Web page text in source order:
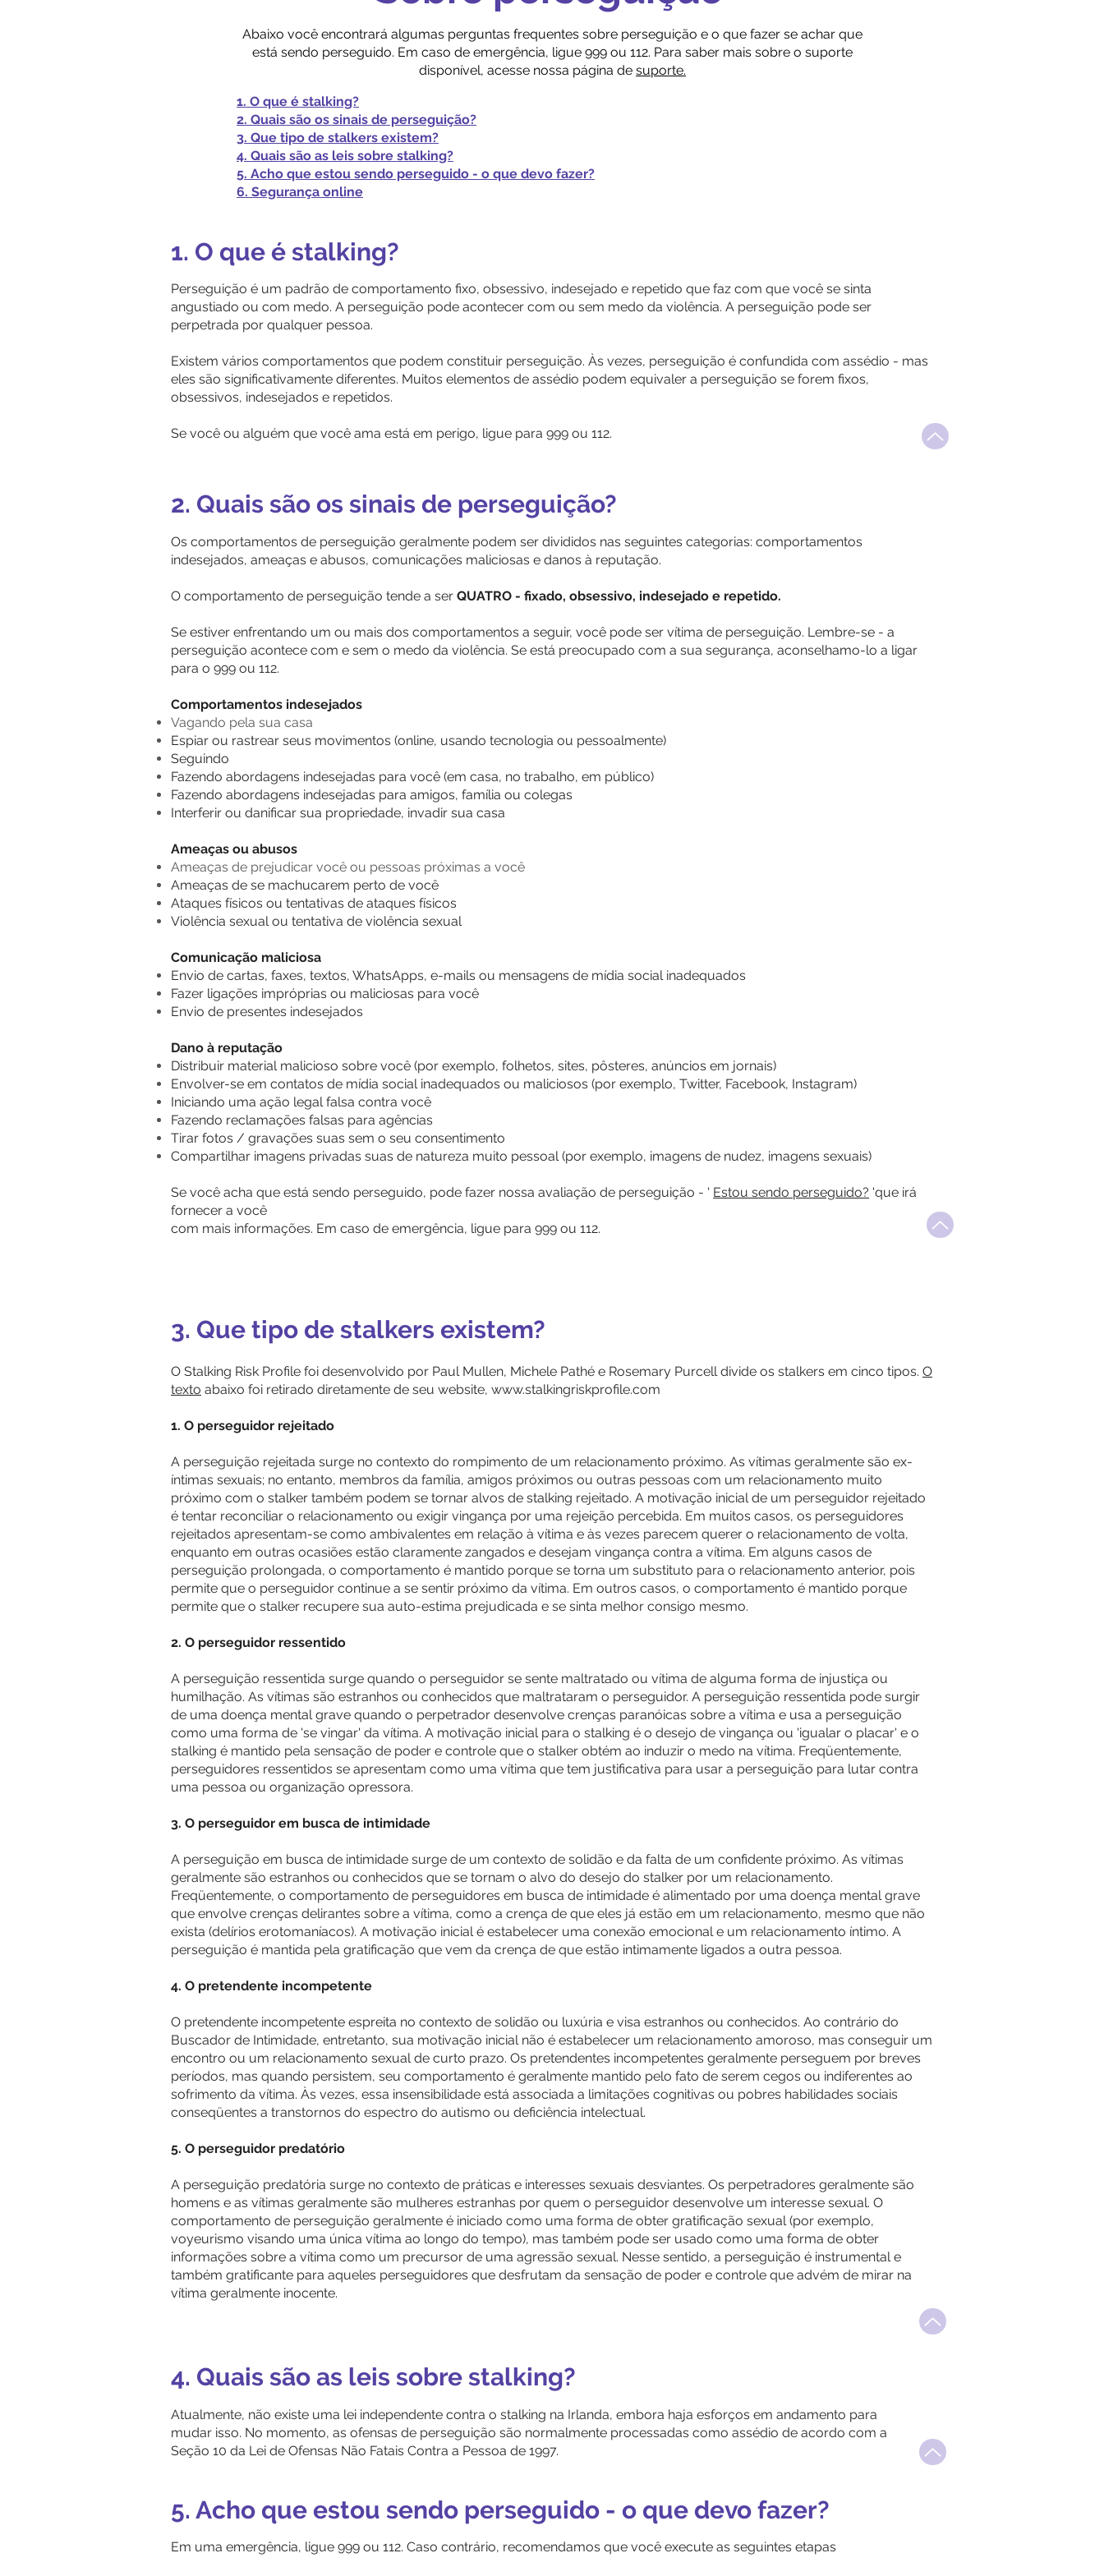
Abaixo você encontrará algumas perguntas frequentes sobre perseguição e o que fazer se achar que
está sendo perseguido. Em caso de emergência, ligue 999 ou 112. Para saber mais sobre o suporte
disponível, acesse nossa página de suporte.
1. O que é stalking?
2. Quais são os sinais de perseguição?
3. Que tipo de stalkers existem?
4. Quais são as leis sobre stalking?
5. Acho que estou sendo perseguido - o que devo fazer?
6. Segurança online
1. O que é stalking?
Perseguição é um padrão de comportamento fixo, obsessivo, indesejado e repetido que faz com que você se sinta
angustiado ou com medo. A perseguição pode acontecer com ou sem medo da violência. A perseguição pode ser
perpetrada por qualquer pessoa.
Existem vários comportamentos que podem constituir perseguição. Às vezes, perseguição é confundida com assédio - mas
eles são significativamente diferentes. Muitos elementos de assédio podem equivaler a perseguição se forem fixos,
obsessivos, indesejados e repetidos.
Se você ou alguém que você ama está em perigo, ligue para 999 ou 112.
2. Quais são os sinais de perseguição?
Os comportamentos de perseguição geralmente podem ser divididos nas seguintes categorias: comportamentos
indesejados, ameaças e abusos, comunicações maliciosas e danos à reputação.
O comportamento de perseguição tende a ser QUATRO - fixado, obsessivo, indesejado e repetido.
Se estiver enfrentando um ou mais dos comportamentos a seguir, você pode ser vítima de perseguição. Lembre-se - a
perseguição acontece com e sem o medo da violência. Se está preocupado com a sua segurança, aconselhamo-lo a ligar
para o 999 ou 112.
Comportamentos indesejados
Vagando pela sua casa
Espiar ou rastrear seus movimentos (online, usando tecnologia ou pessoalmente)
Seguindo
Fazendo abordagens indesejadas para você (em casa, no trabalho, em público)
Fazendo abordagens indesejadas para amigos, família ou colegas
Interferir ou danificar sua propriedade, invadir sua casa
Ameaças ou abusos
Ameaças de prejudicar você ou pessoas próximas a você
Ameaças de se machucarem perto de você
Ataques físicos ou tentativas de ataques físicos
Violência sexual ou tentativa de violência sexual
Comunicação maliciosa
Envio de cartas, faxes, textos, WhatsApps, e-mails ou mensagens de mídia social inadequados
Fazer ligações impróprias ou maliciosas para você
Envio de presentes indesejados
Dano à reputação
Distribuir material malicioso sobre você (por exemplo, folhetos, sites, pôsteres, anúncios em jornais)
Envolver-se em contatos de mídia social inadequados ou maliciosos (por exemplo, Twitter, Facebook, Instagram)
Iniciando uma ação legal falsa contra você
Fazendo reclamações falsas para agências
Tirar fotos / gravações suas sem o seu consentimento
Compartilhar imagens privadas suas de natureza muito pessoal (por exemplo, imagens de nudez, imagens sexuais)
Se você acha que está sendo perseguido, pode fazer nossa avaliação de perseguição - ' Estou sendo perseguido? 'que irá
fornecer a você
com mais informações. Em caso de emergência, ligue para 999 ou 112.
3. Que tipo de stalkers existem?
O Stalking Risk Profile foi desenvolvido por Paul Mullen, Michele Pathé e Rosemary Purcell divide os stalkers em cinco tipos. O
texto abaixo foi retirado diretamente de seu website, www.stalkingriskprofile.com
1. O perseguidor rejeitado
A perseguição rejeitada surge no contexto do rompimento de um relacionamento próximo. As vítimas geralmente são ex-
íntimas sexuais; no entanto, membros da família, amigos próximos ou outras pessoas com um relacionamento muito
próximo com o stalker também podem se tornar alvos de stalking rejeitado. A motivação inicial de um perseguidor rejeitado
é tentar reconciliar o relacionamento ou exigir vingança por uma rejeição percebida. Em muitos casos, os perseguidores
rejeitados apresentam-se como ambivalentes em relação à vítima e às vezes parecem querer o relacionamento de volta,
enquanto em outras ocasiões estão claramente zangados e desejam vingança contra a vítima. Em alguns casos de
perseguição prolongada, o comportamento é mantido porque se torna um substituto para o relacionamento anterior, pois
permite que o perseguidor continue a se sentir próximo da vítima. Em outros casos, o comportamento é mantido porque
permite que o stalker recupere sua auto-estima prejudicada e se sinta melhor consigo mesmo.
2. O perseguidor ressentido
A perseguição ressentida surge quando o perseguidor se sente maltratado ou vítima de alguma forma de injustiça ou
humilhação. As vítimas são estranhos ou conhecidos que maltrataram o perseguidor. A perseguição ressentida pode surgir
de uma doença mental grave quando o perpetrador desenvolve crenças paranóicas sobre a vítima e usa a perseguição
como uma forma de 'se vingar' da vítima. A motivação inicial para o stalking é o desejo de vingança ou 'igualar o placar' e o
stalking é mantido pela sensação de poder e controle que o stalker obtém ao induzir o medo na vítima. Freqüentemente,
perseguidores ressentidos se apresentam como uma vítima que tem justificativa para usar a perseguição para lutar contra
uma pessoa ou organização opressora.
3. O perseguidor em busca de intimidade
A perseguição em busca de intimidade surge de um contexto de solidão e da falta de um confidente próximo. As vítimas
geralmente são estranhos ou conhecidos que se tornam o alvo do desejo do stalker por um relacionamento.
Freqüentemente, o comportamento de perseguidores em busca de intimidade é alimentado por uma doença mental grave
que envolve crenças delirantes sobre a vítima, como a crença de que eles já estão em um relacionamento, mesmo que não
exista (delírios erotomaníacos). A motivação inicial é estabelecer uma conexão emocional e um relacionamento íntimo. A
perseguição é mantida pela gratificação que vem da crença de que estão intimamente ligados a outra pessoa.
4. O pretendente incompetente
O pretendente incompetente espreita no contexto de solidão ou luxúria e visa estranhos ou conhecidos. Ao contrário do
Buscador de Intimidade, entretanto, sua motivação inicial não é estabelecer um relacionamento amoroso, mas conseguir um
encontro ou um relacionamento sexual de curto prazo. Os pretendentes incompetentes geralmente perseguem por breves
períodos, mas quando persistem, seu comportamento é geralmente mantido pelo fato de serem cegos ou indiferentes ao
sofrimento da vítima. Às vezes, essa insensibilidade está associada a limitações cognitivas ou pobres habilidades sociais
conseqüentes a transtornos do espectro do autismo ou deficiência intelectual.
5. O perseguidor predatório
A perseguição predatória surge no contexto de práticas e interesses sexuais desviantes. Os perpetradores geralmente são
homens e as vítimas geralmente são mulheres estranhas por quem o perseguidor desenvolve um interesse sexual. O
comportamento de perseguição geralmente é iniciado como uma forma de obter gratificação sexual (por exemplo,
voyeurismo visando uma única vítima ao longo do tempo), mas também pode ser usado como uma forma de obter
informações sobre a vítima como um precursor de uma agressão sexual. Nesse sentido, a perseguição é instrumental e
também gratificante para aqueles perseguidores que desfrutam da sensação de poder e controle que advém de mirar na
vítima geralmente inocente.
4. Quais são as leis sobre stalking?
Atualmente, não existe uma lei independente contra o stalking na Irlanda, embora haja esforços em andamento para
mudar isso. No momento, as ofensas de perseguição são normalmente processadas como assédio de acordo com a
Seção 10 da Lei de Ofensas Não Fatais Contra a Pessoa de 1997.
5. Acho que estou sendo perseguido - o que devo fazer?
Em uma emergência, ligue 999 ou 112. Caso contrário, recomendamos que você execute as seguintes etapas